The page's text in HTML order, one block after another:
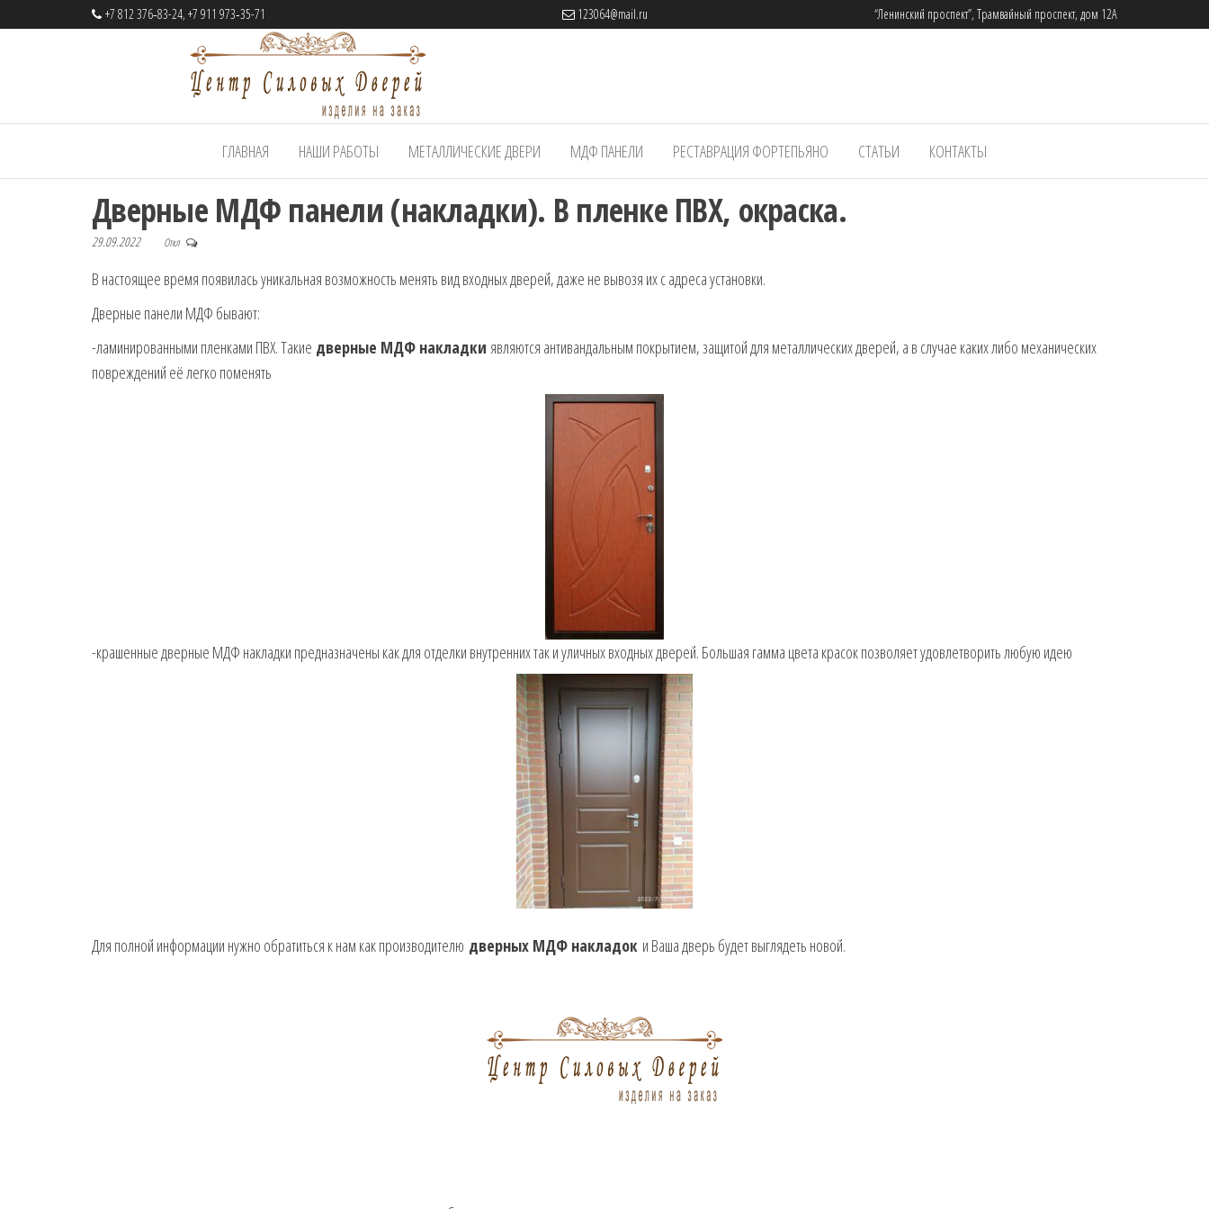
+7 812 376‑83-24, +7 911 973‑35-71 123064@mail.ru “Ленинский проспект”, Трамвайный проспект, дом 12А
Силовых
Дверей
ГЛАВНАЯ НАШИ РАБОТЫ МЕТАЛЛИЧЕСКИЕ ДВЕРИ МДФ ПАНЕЛИ РЕСТАВРАЦИЯ ФОРТЕПЬЯНО СТАТЬИ КОНТАКТЫ
Дверные МДФ панели (накладки). В пленке ПВХ, окраска.
29.09.2022 Откл
В настоящее время появилась уникальная возможность менять вид входных дверей, даже не вывозя их с адреса установки.
Дверные панели МДФ бывают:
-ламинированными пленками ПВХ. Такие дверные МДФ накладки являются антивандальным покрытием, защитой для металлических дверей, а в случае каких либо механических
повреждений её легко поменять
-крашенные дверные МДФ накладки предназначены как для отделки внутренних так и уличных входных дверей. Большая гамма цвета красок позволяет удовлетворить любую идею
Для полной информации нужно обратиться к нам как производителю дверных МДФ накладок и Ваша дверь будет выглядеть новой.